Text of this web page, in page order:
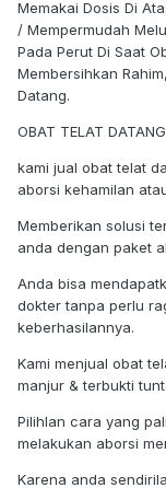
Memakai Dosis Di
/ Mempermudah
Pada Perut Di Saat
Membersihkan
Datang.
OBAT TELAT
kami jual obat telat
aborsi kehamilan
Memberikan solusi
anda dengan paket
Anda bisa
dokter tanpa perlu
keberhasilannya.
Kami menjual obat
manjur & terbukti
Pilihlan cara yang
melakukan aborsi
Karena anda